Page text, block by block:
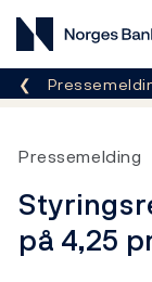
Norges
Her er du
Pressemelding
på 4,25